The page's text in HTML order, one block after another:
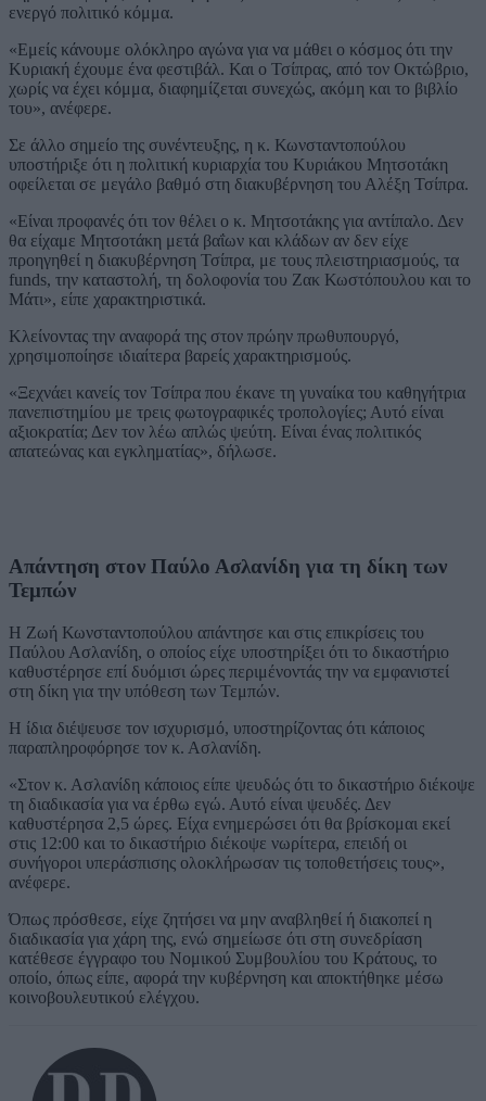
ενεργό πολιτικό κόμμα.
«Εμείς κάνουμε ολόκληρο αγώνα για να μάθει ο κόσμος ότι την
Κυριακή έχουμε ένα φεστιβάλ. Και ο Τσίπρας, από τον Οκτώβριο,
χωρίς να έχει κόμμα, διαφημίζεται συνεχώς, ακόμη και το βιβλίο
του», ανέφερε.
Σε άλλο σημείο της συνέντευξης, η κ. Κωνσταντοπούλου
υποστήριξε ότι η πολιτική κυριαρχία του Κυριάκου Μητσοτάκη
οφείλεται σε μεγάλο βαθμό στη διακυβέρνηση του Αλέξη Τσίπρα.
«Είναι προφανές ότι τον θέλει ο κ. Μητσοτάκης για αντίπαλο. Δεν
θα είχαμε Μητσοτάκη μετά βαΐων και κλάδων αν δεν είχε
προηγηθεί η διακυβέρνηση Τσίπρα, με τους πλειστηριασμούς, τα
funds, την καταστολή, τη δολοφονία του Ζακ Κωστόπουλου και το
Μάτι», είπε χαρακτηριστικά.
Κλείνοντας την αναφορά της στον πρώην πρωθυπουργό,
χρησιμοποίησε ιδιαίτερα βαρείς χαρακτηρισμούς.
«Ξεχνάει κανείς τον Τσίπρα που έκανε τη γυναίκα του καθηγήτρια
πανεπιστημίου με τρεις φωτογραφικές τροπολογίες; Αυτό είναι
αξιοκρατία; Δεν τον λέω απλώς ψεύτη. Είναι ένας πολιτικός
απατεώνας και εγκληματίας», δήλωσε.
Απάντηση στον Παύλο Ασλανίδη για τη δίκη των
Τεμπών
Η Ζωή Κωνσταντοπούλου απάντησε και στις επικρίσεις του
Παύλου Ασλανίδη, ο οποίος είχε υποστηρίξει ότι το δικαστήριο
καθυστέρησε επί δυόμισι ώρες περιμένοντάς την να εμφανιστεί
στη δίκη για την υπόθεση των Τεμπών.
Η ίδια διέψευσε τον ισχυρισμό, υποστηρίζοντας ότι κάποιος
παραπληροφόρησε τον κ. Ασλανίδη.
«Στον κ. Ασλανίδη κάποιος είπε ψευδώς ότι το δικαστήριο διέκοψε
τη διαδικασία για να έρθω εγώ. Αυτό είναι ψευδές. Δεν
καθυστέρησα 2,5 ώρες. Είχα ενημερώσει ότι θα βρίσκομαι εκεί
στις 12:00 και το δικαστήριο διέκοψε νωρίτερα, επειδή οι
συνήγοροι υπεράσπισης ολοκλήρωσαν τις τοποθετήσεις τους»,
ανέφερε.
Όπως πρόσθεσε, είχε ζητήσει να μην αναβληθεί ή διακοπεί η
διαδικασία για χάρη της, ενώ σημείωσε ότι στη συνεδρίαση
κατέθεσε έγγραφο του Νομικού Συμβουλίου του Κράτους, το
οποίο, όπως είπε, αφορά την κυβέρνηση και αποκτήθηκε μέσω
κοινοβουλευτικού ελέγχου.